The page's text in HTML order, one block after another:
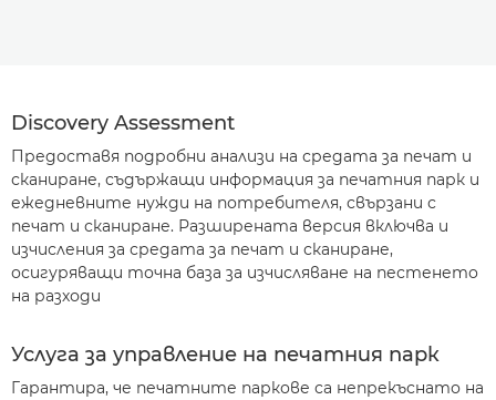
Discovery Assessment
Предоставя подробни анализи на средата за печат и
сканиране, съдържащи информация за печатния парк и
ежедневните нужди на потребителя, свързани с
печат и сканиране. Разширената версия включва и
изчисления за средата за печат и сканиране,
осигуряващи точна база за изчисляване на пестенето
на разходи
Услуга за управление на печатния парк
Гарантира, че печатните паркове са непрекъснато на